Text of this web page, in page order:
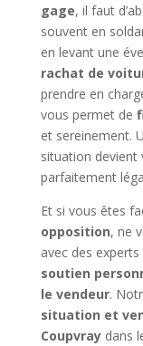
gage, il faut
souvent en
en levant une
rachat de
prendre en
vous permet de
et sereinement.
situation devient
parfaitement
Et si vous êtes
opposition, ne
avec des
soutien
le vendeur.
situation et
Coupvraydans